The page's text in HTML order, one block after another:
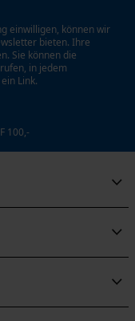
einwilligen, können wir
bieten. Ihre
Sie können die
in jedem
Link.
100,-